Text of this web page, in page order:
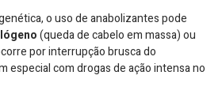
o uso de anabolizantes pode
(queda de cabelo em massa) ou
por interrupção brusca do
especial com drogas de ação intensa no